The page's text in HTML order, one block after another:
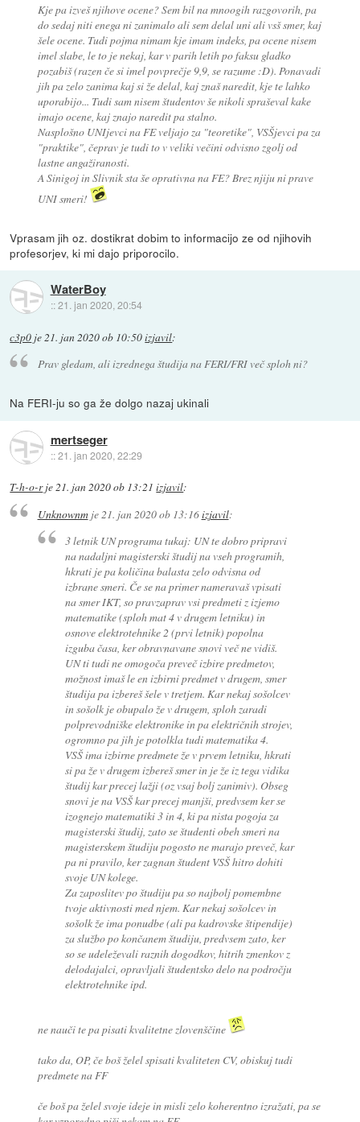
Kje pa izveš njihove ocene? Sem bil na mnoogih razgovorih, pa
do sedaj niti enega ni zanimalo ali sem delal uni ali vsš smer, kaj
šele ocene. Tudi pojma nimam kje imam indeks, pa ocene nisem
imel slabe, le to je nekaj, kar v parih letih po faksu gladko
pozabiš (razen če si imel povprečje 9,9, se razume :D). Ponavadi
jih pa zelo zanima kaj si že delal, kaj znaš naredit, kje te lahko
uporabijo... Tudi sam nisem študentov še nikoli spraševal kake
imajo ocene, kaj znajo naredit pa stalno.
Nasplošno UNIjevci na FE veljajo za "teoretike", VSŠjevci pa za
"praktike", čeprav je tudi to v veliki večini odvisno zgolj od
lastne angažiranosti.
A Sinigoj in Slivnik sta še oprativna na FE? Brez njiju ni prave
UNI smeri!
Vprasam jih oz. dostikrat dobim to informacijo ze od njihovih
profesorjev, ki mi dajo priporocilo.
WaterBoy
::21. jan 2020, 20:54
c3p0 je21. jan 2020 ob 10:50izjavil:
Prav gledam, ali izrednega študija na FERI/FRI več sploh ni?
Na FERI-ju so ga že dolgo nazaj ukinali
mertseger
::21. jan 2020, 22:29
T-h-o-rje21. jan 2020 ob 13:21 izjavil:
Unknownmje21. jan 2020 ob 13:16izjavil:
3 letnik UN programa tukaj: UN te dobro pripravi
na nadaljni magisterski študij na vseh programih,
hkrati je pa količina balasta zelo odvisna od
izbrane smeri. Če se na primer nameravaš vpisati
na smer IKT, so pravzaprav vsi predmeti z izjemo
matematike (sploh mat 4 v drugem letniku) in
osnove elektrotehnike 2 (prvi letnik) popolna
izguba časa, ker obravnavane snovi več ne vidiš.
UN ti tudi ne omogoča preveč izbire predmetov,
možnost imaš le en izbirni predmet v drugem, smer
študija pa izbereš šele v tretjem. Kar nekaj sošolcev
in sošolk je obupalo že v drugem, sploh zaradi
polprevodniške elektronike in pa električnih strojev,
ogromno pa jih je potolkla tudi matematika 4.
VSŠ ima izbirne predmete že v prvem letniku, hkrati
si pa že v drugem izbereš smer in je že iz tega vidika
študij kar precej lažji (oz vsaj bolj zanimiv). Obseg
snovi je na VSŠ kar precej manjši, predvsem ker se
izognejo matematiki 3 in 4, ki pa nista pogoja za
magisterski študij, zato se študenti obeh smeri na
magisterskem študiju pogosto ne marajo preveč, kar
pa ni pravilo, ker zagnan študent VSŠ hitro dohiti
svoje UN kolege.
Za zaposlitev po študiju pa so najbolj pomembne
tvoje aktivnosti med njem. Kar nekaj sošolcev in
sošolk že ima ponudbe (ali pa kadrovske štipendije)
za službo po končanem študiju, predvsem zato, ker
so se udeleževali raznih dogodkov, hitrih zmenkov z
delodajalci, opravljali študentsko delo na področju
elektrotehnike ipd.
ne nauči te pa pisati kvalitetne zlovenščine
tako da, OP, če boš želel spisati kvaliteten CV, obiskuj tudi
predmete na FF
če boš pa želel svoje ideje in misli zelo koherentno izražati, pa se